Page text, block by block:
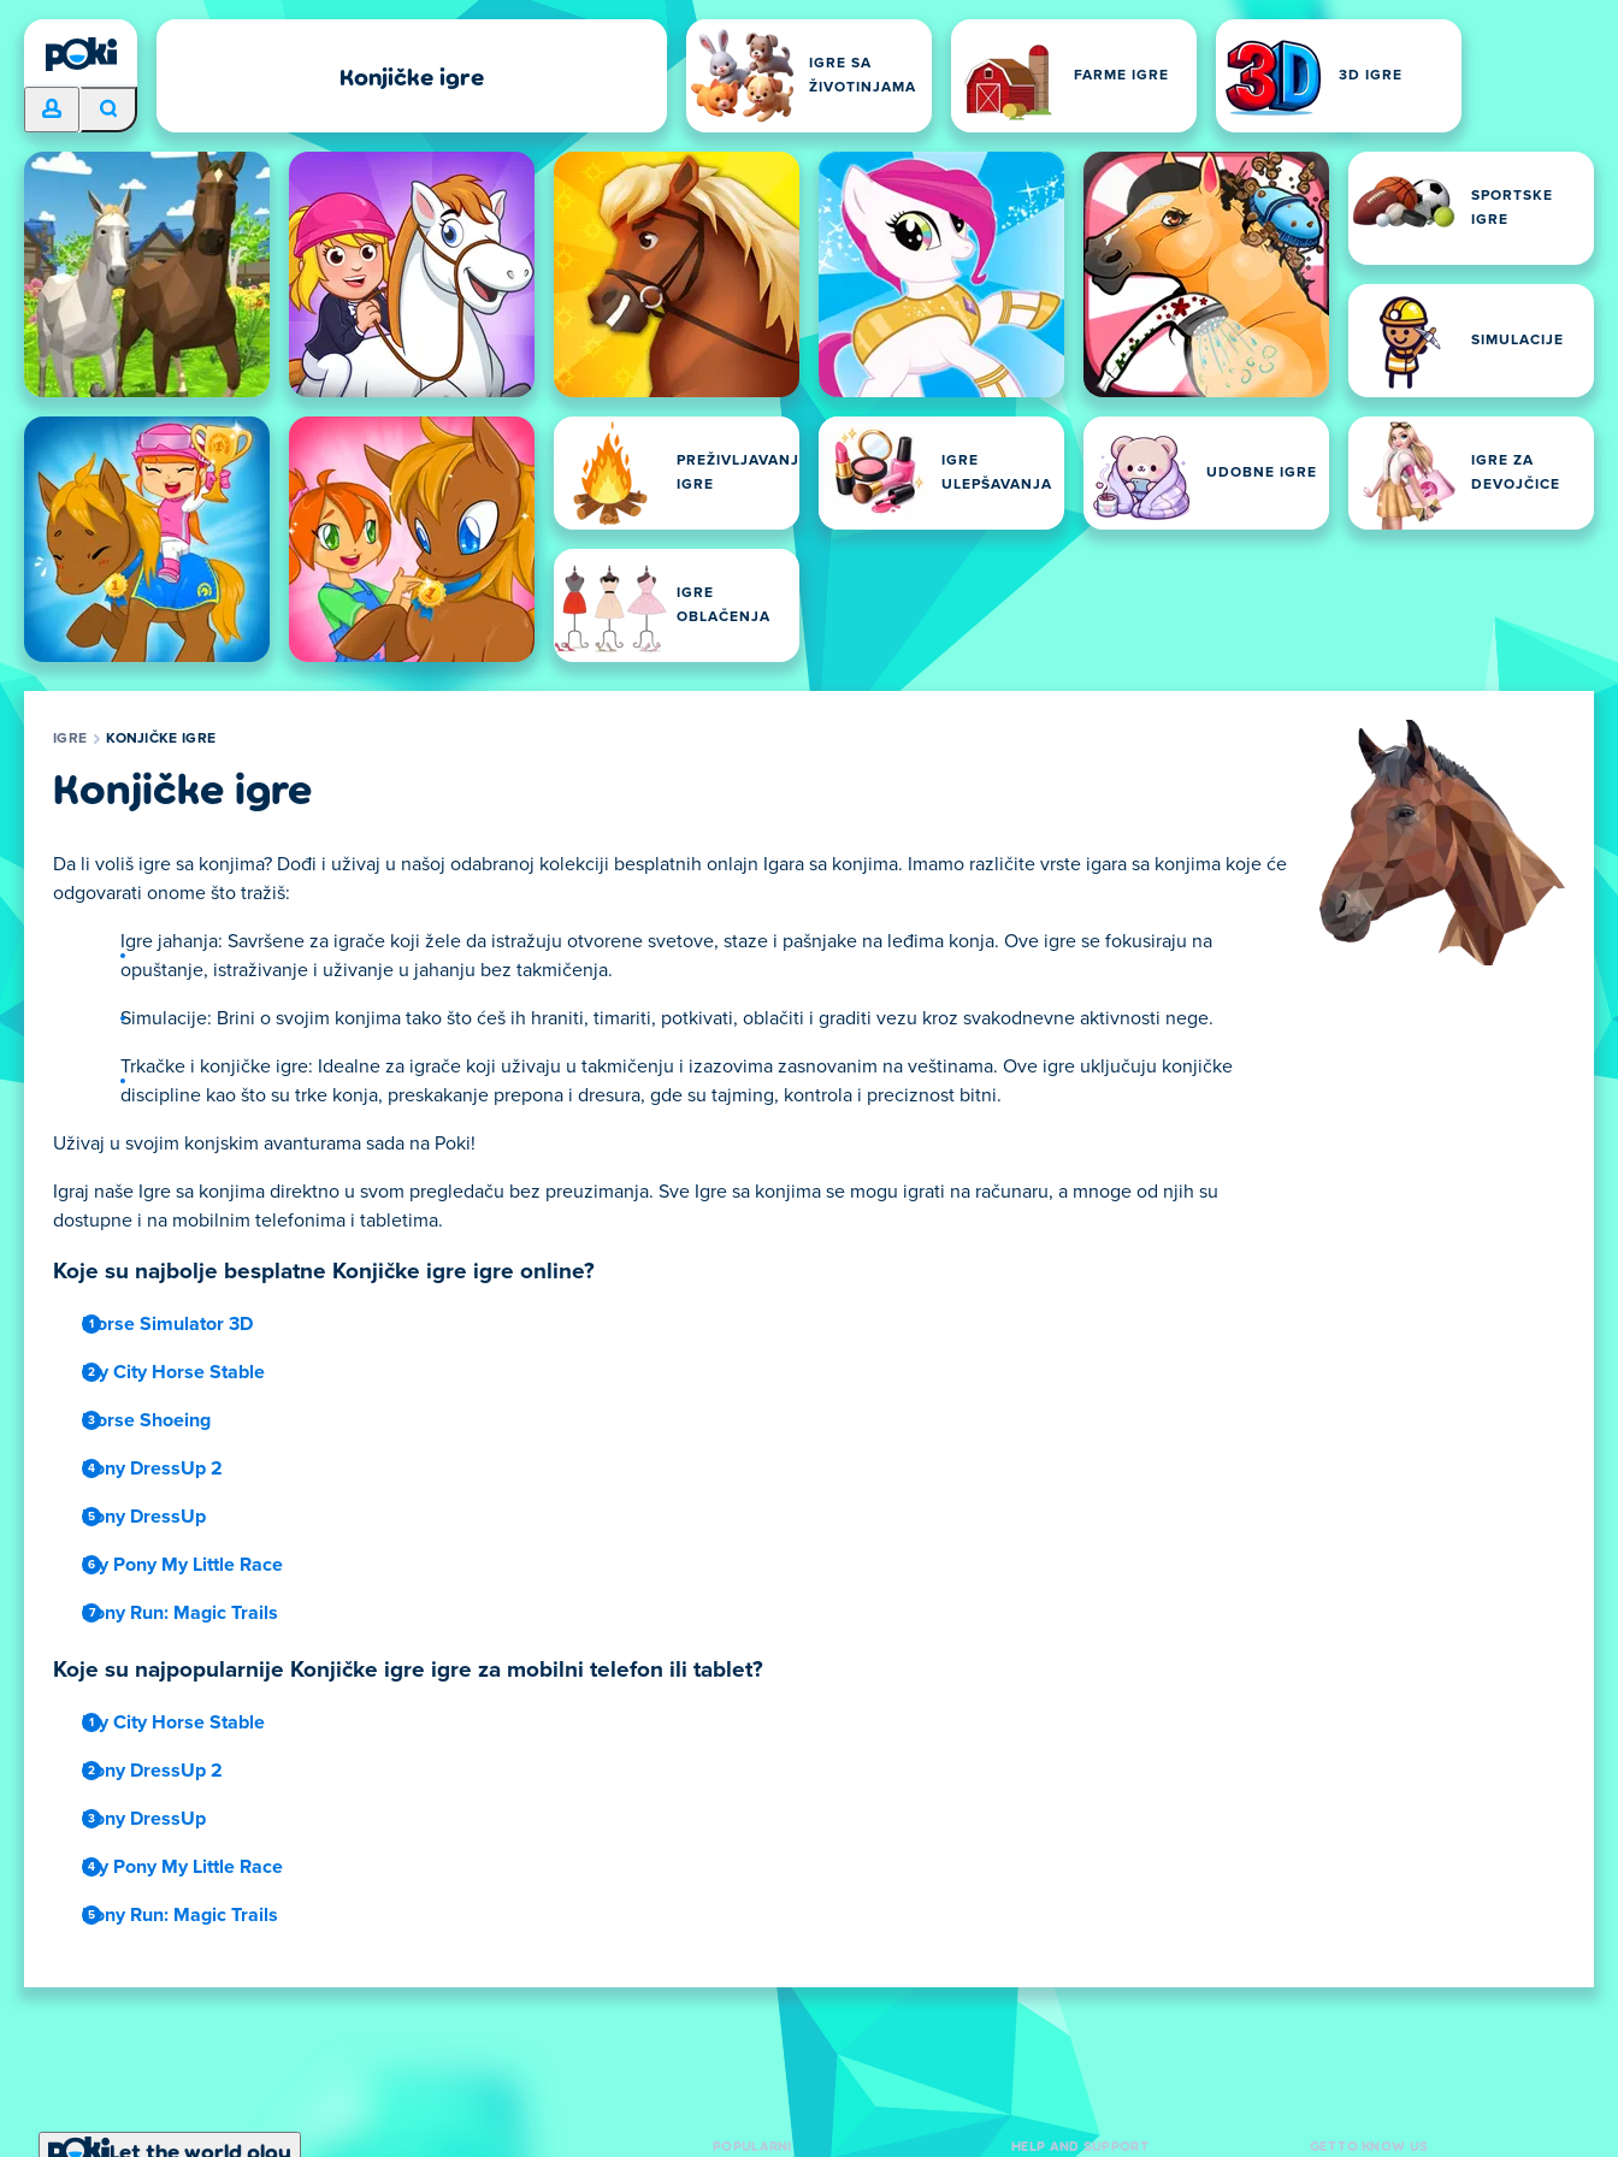
Konjičke igre
IGRE SA
ŽIVOTINJAMA
FARME IGRE 3D IGRE
SPORTSKE
IGRE
SIMULACIJE
PREŽIVLJAVANJE
IGRE
IGRE
ULEPŠAVANJA
UDOBNE IGRE
IGRE ZA
DEVOJČICE
IGRE
OBLAČENJA
IGRE KONJIČKE IGRE
Konjičke igre
Da li voliš igre sa konjima? Dođi i uživaj u našoj odabranoj kolekciji besplatnih onlajn Igara sa konjima. Imamo različite vrste igara sa konjima koje će
odgovarati onome što tražiš:
Igre jahanja: Savršene za igrače koji žele da istražuju otvorene svetove, staze i pašnjake na leđima konja. Ove igre se fokusiraju na
opuštanje, istraživanje i uživanje u jahanju bez takmičenja.
Simulacije: Brini o svojim konjima tako što ćeš ih hraniti, timariti, potkivati, oblačiti i graditi vezu kroz svakodnevne aktivnosti nege.
Trkačke i konjičke igre: Idealne za igrače koji uživaju u takmičenju i izazovima zasnovanim na veštinama. Ove igre uključuju konjičke
discipline kao što su trke konja, preskakanje prepona i dresura, gde su tajming, kontrola i preciznost bitni.
Uživaj u svojim konjskim avanturama sada na Poki!
Igraj naše Igre sa konjima direktno u svom pregledaču bez preuzimanja. Sve Igre sa konjima se mogu igrati na računaru, a mnoge od njih su
dostupne i na mobilnim telefonima i tabletima.
Koje su najbolje besplatne Konjičke igre igre online?
Horse Simulator 3D
My City Horse Stable
Horse Shoeing
Pony DressUp 2
Pony DressUp
My Pony My Little Race
Pony Run: Magic Trails
Koje su najpopularnije Konjičke igre igre za mobilni telefon ili tablet?
My City Horse Stable
Pony DressUp 2
Pony DressUp
My Pony My Little Race
Pony Run: Magic Trails
Let the world play POPULARNI HELP AND SUPPORT GET TO KNOW US